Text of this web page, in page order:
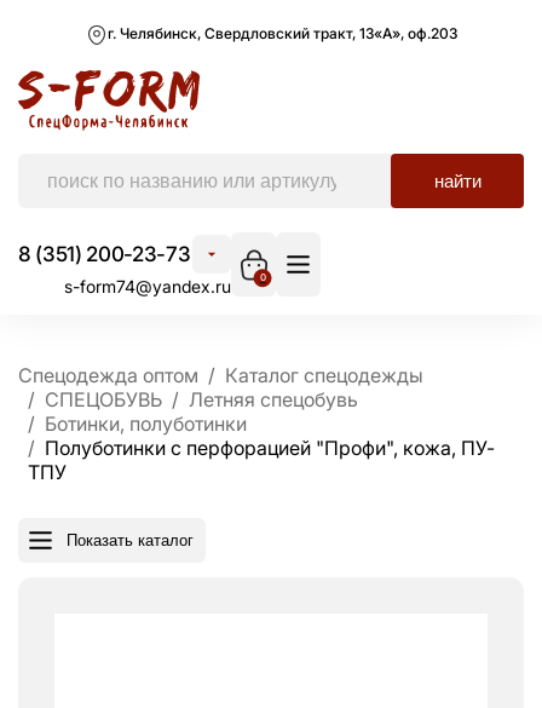
г. Челябинск, Свердловский тракт, 13«А», оф.203
найти
8 (351) 200-23-73
s-form74@yandex.ru 0
Спецодежда оптом
Каталог спецодежды
СПЕЦОБУВЬ
Летняя спецобувь
Ботинки, полуботинки
Полуботинки с перфорацией "Профи", кожа, ПУ-
ТПУ
Показать каталог